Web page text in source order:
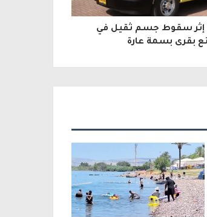
إثر سقوط جسم ثقيل في
بقرى بسمة عارة